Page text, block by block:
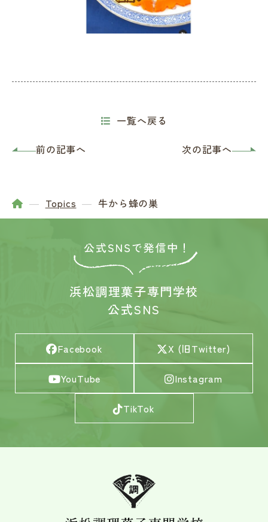
前の記事へ
一覧へ戻る
次の記事へ
Topics 牛から蜂の巣
浜松調理菓子専門学校
公式SNS
Facebook X (旧Twitter)
YouTube Instagram
TikTok